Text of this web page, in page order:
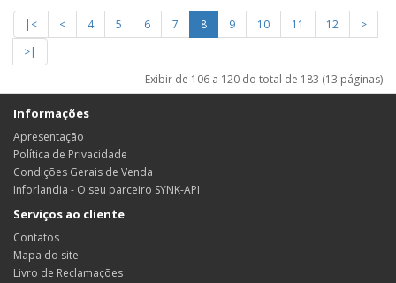
|< < 4 5 6 7 8 9 10 11 12
>
>|
Exibir de 106 a 120 do total de 183 (13 páginas)
Informações
Apresentação
Política de Privacidade
Condições Gerais de Venda
Inforlandia - O seu parceiro SYNK-API
Serviços ao cliente
Contatos
Mapa do site
Livro de Reclamações